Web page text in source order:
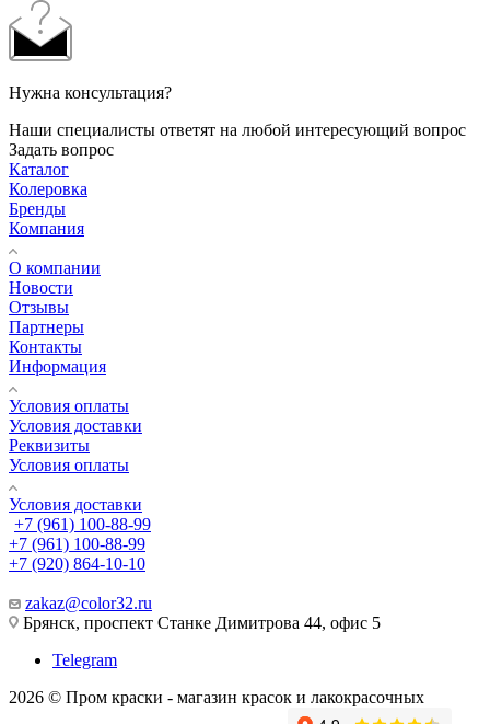
Нужна консультация?
Наши специалисты ответят на любой интересующий вопрос
Задать вопрос
Каталог
Колеровка
Бренды
Компания
О компании
Новости
Отзывы
Партнеры
Контакты
Информация
Условия оплаты
Условия доставки
Реквизиты
Условия оплаты
Условия доставки
+7 (961) 100-88-99
+7 (961) 100-88-99
+7 (920) 864-10-10
zakaz@color32.ru
Брянск, проспект Станке Димитрова 44, офис 5
Telegram
2026 © Пром краски - магазин красок и лакокрасочных